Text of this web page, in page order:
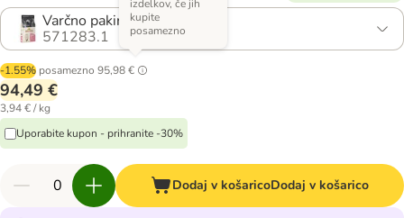
Varčno pakiranje: 2 x 12 kg
571283.1
-1.55% posamezno 95,98 €
izdelkov, če jih
kupite
posamezno
94,49 €
3,94 € / kg
Uporabite kupon - prihranite -30%
Dodaj v košaricoDodaj v košarico